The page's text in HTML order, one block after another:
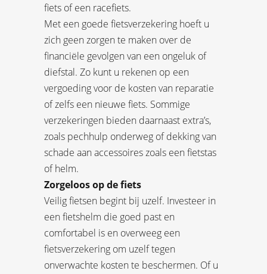
fiets of een racefiets.
Met een goede fietsverzekering hoeft u
zich geen zorgen te maken over de
financiële gevolgen van een ongeluk of
diefstal. Zo kunt u rekenen op een
vergoeding voor de kosten van reparatie
of zelfs een nieuwe fiets. Sommige
verzekeringen bieden daarnaast extra’s,
zoals pechhulp onderweg of dekking van
schade aan accessoires zoals een fietstas
of helm.
Zorgeloos op de fiets
Veilig fietsen begint bij uzelf. Investeer in
een fietshelm die goed past en
comfortabel is en overweeg een
fietsverzekering om uzelf tegen
onverwachte kosten te beschermen. Of u